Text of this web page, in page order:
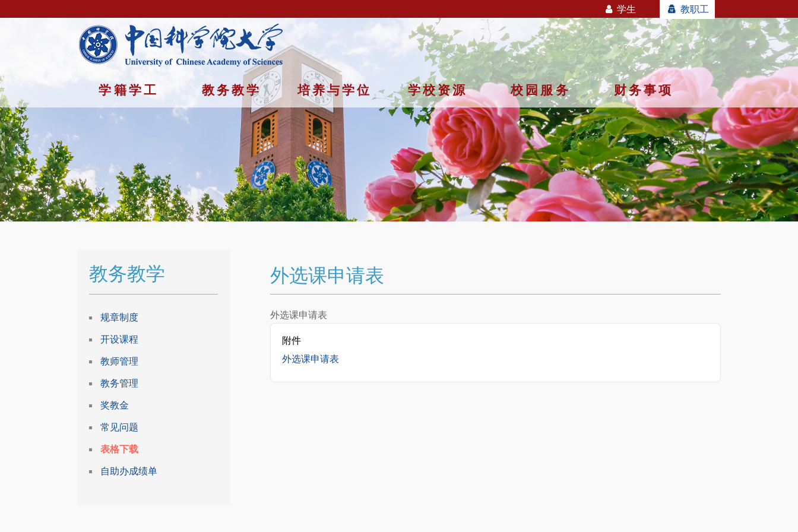
学生 教职工
学籍学工 教务教学 培养与学位 学校资源 校园服务 财务事项
首页/教务教学 /表格下载
外选课申请表
外选课申请表
附件
外选课申请表
教务教学
规章制度
开设课程
教师管理
教务管理
奖教金
常见问题
表格下载
自助办成绩单